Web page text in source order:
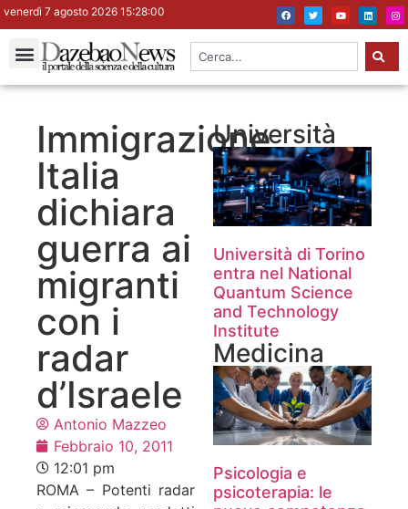
venerdì 7 agosto 2026 15:28:01
Immigrazione.
Italia
dichiara
guerra ai
migranti
con i
radar
d’Israele
Antonio Mazzeo
Febbraio 10, 2011
12:01 pm
ROMA – Potenti radar
Università
Università di Torino
entra nel National
Quantum Science
and Technology
Institute
Medicina
Psicologia e
psicoterapia: le